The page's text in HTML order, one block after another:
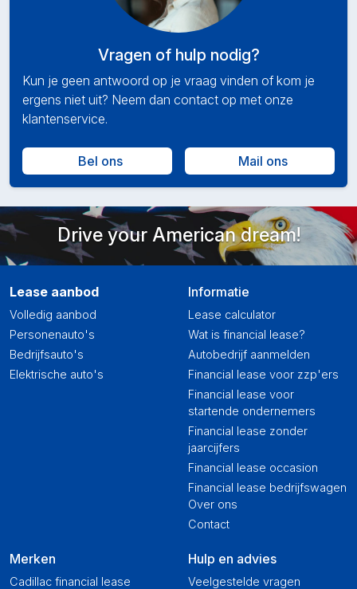
Vragen of hulp nodig?
Kun je geen antwoord op je vraag vinden of kom je
ergens niet uit? Neem dan contact op met onze
klantenservice.
Bel ons Mail ons
Drive your American dream!
Lease aanbod
Volledig aanbod
Personenauto's
Bedrijfsauto's
Elektrische auto's
Merken
Cadillac financial lease
Informatie
Lease calculator
Wat is financial lease?
Autobedrijf aanmelden
Financial lease voor zzp'ers
Financial lease voor
startende ondernemers
Financial lease zonder
jaarcijfers
Financial lease occasion
Financial lease bedrijfswagen
Over ons
Contact
Hulp en advies
Veelgestelde vragen